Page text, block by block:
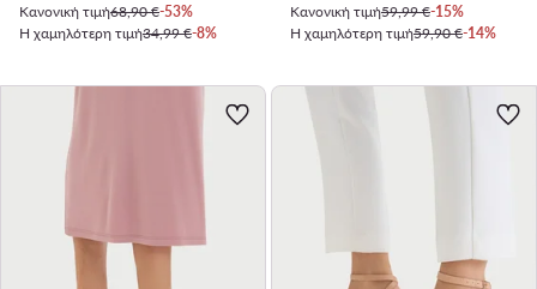
Κανονική τιμή68,90 €-53%
Η χαμηλότερη τιμή34,99 €-8%
Κανονική τιμή59,99 €-15%
Η χαμηλότερη τιμή59,90 €-14%